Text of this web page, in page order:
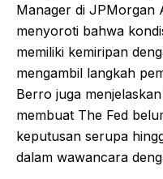
Manager di JPMorgan
menyoroti bahwa
memiliki kemiripan
mengambil langkah
Berro juga
membuat The Fed
keputusan serupa
dalam wawancara